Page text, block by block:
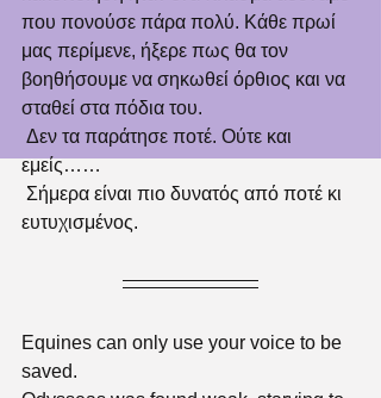
που πονούσε πάρα πολύ. Κάθε πρωί
μας περίμενε, ήξερε πως θα τον
βοηθήσουμε να σηκωθεί όρθιος και να
σταθεί στα πόδια του.
εμείς……
ευτυχισμένος.
Equines can only use your voice to be
saved.